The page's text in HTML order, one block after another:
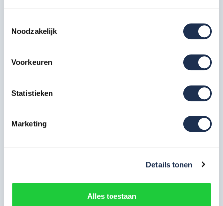
Noodzakelijk
Voorkeuren
Statistieken
Marketing
Details tonen
Alles toestaan
Artikelcode: PAN-SGM-PLT-305-ML
Artikelcode: PAN-SGM-VL-305
Horizontale schoor 305 cm